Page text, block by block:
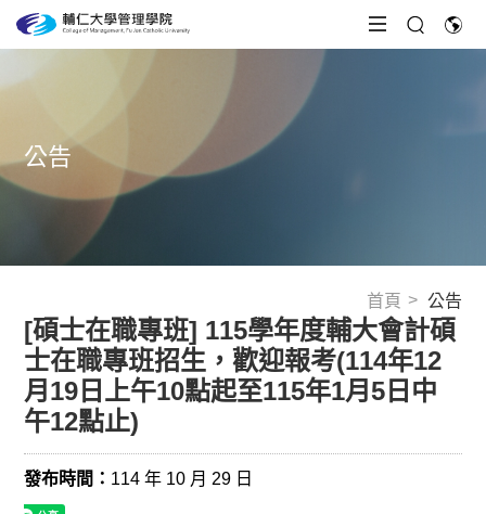
公告
首頁 公告
[碩士在職專班] 115學年度輔大會計碩
士在職專班招生，歡迎報考(114年12
月19日上午10點起至115年1月5日中
午12點止)
發布時間： 114 年 10 月 29 日